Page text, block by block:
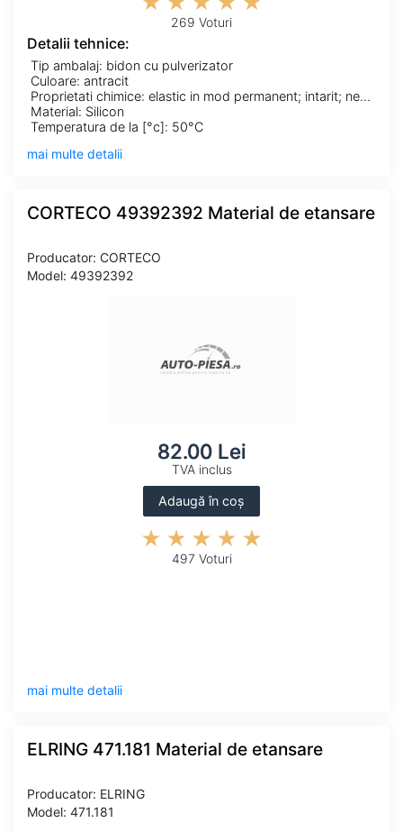
269 Voturi
Detalii tehnice:
Tip ambalaj: bidon cu pulverizator
Culoare: antracit
Proprietati chimice: elastic in mod permanent; intarit; nerezistent la solventi
Material: Silicon
Temperatura de la [°c]: 50°C
mai multe detalii
CORTECO 49392392 Material de etansare
Producator: CORTECO
Model: 49392392
82.00 Lei
TVA inclus
Adaugă în coș
497 Voturi
mai multe detalii
ELRING 471.181 Material de etansare
Producator: ELRING
Model: 471.181